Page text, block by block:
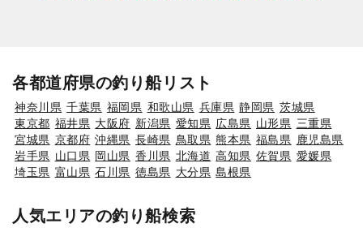
各都道府県の釣り船リスト
神奈川県 千葉県 福岡県 和歌山県 兵庫県 静岡県 茨城県
東京都 福井県 大阪府 新潟県 愛知県 広島県 山形県 三重県
宮城県 京都府 沖縄県 長崎県 鳥取県 熊本県 福島県
鹿児島県
岩手県 山口県 岡山県 香川県 北海道 高知県 佐賀県 愛媛県
埼玉県 富山県 石川県 徳島県 大分県 島根県
人気エリアの釣り船検索